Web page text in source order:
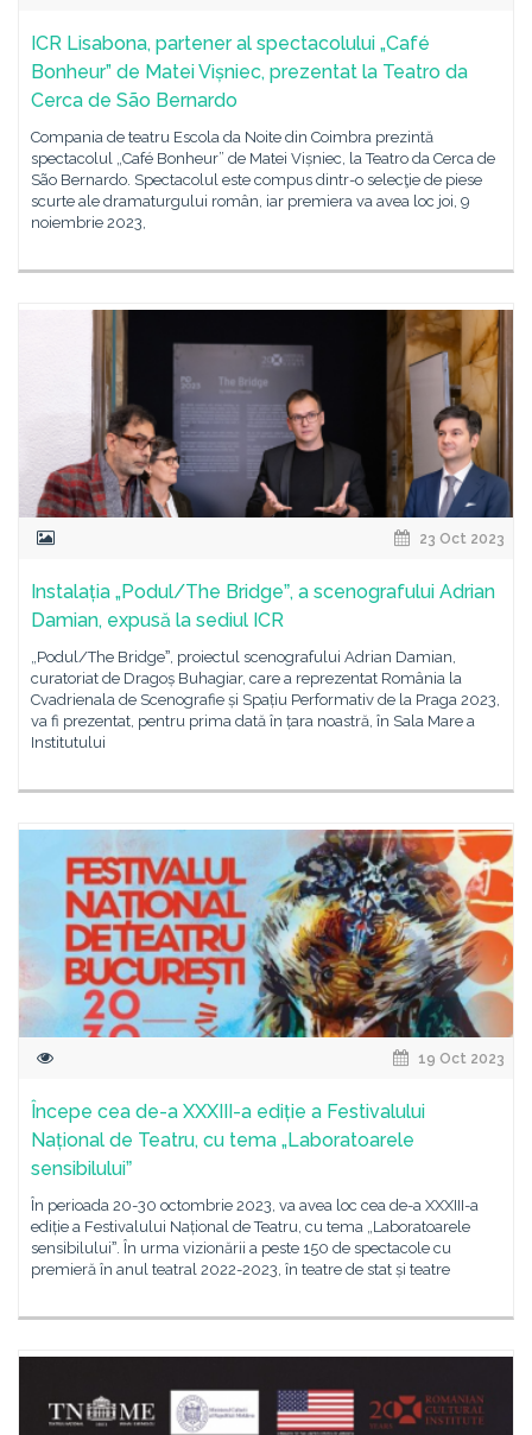
ICR Lisabona, partener al spectacolului „Café
Bonheur” de Matei Vișniec, prezentat la Teatro da
Cerca de São Bernardo
Compania de teatru Escola da Noite din Coimbra prezintă
spectacolul „Café Bonheur” de Matei Vișniec, la Teatro da Cerca de
São Bernardo. Spectacolul este compus dintr-o selecţie de piese
scurte ale dramaturgului român, iar premiera va avea loc joi, 9
noiembrie 2023,
23 Oct 2023
Instalația „Podul/The Bridgeˮ, a scenografului Adrian
Damian, expusă la sediul ICR
„Podul/The Bridgeˮ, proiectul scenografului Adrian Damian,
curatoriat de Dragoș Buhagiar, care a reprezentat România la
Cvadrienala de Scenografie și Spațiu Performativ de la Praga 2023,
va fi prezentat, pentru prima dată în țara noastră, în Sala Mare a
Institutului
19 Oct 2023
Începe cea de-a XXXIII-a ediție a Festivalului
Național de Teatru, cu tema „Laboratoarele
sensibiluluiˮ
În perioada 20-30 octombrie 2023, va avea loc cea de-a XXXIII-a
ediție a Festivalului Național de Teatru, cu tema „Laboratoarele
sensibiluluiˮ. În urma vizionării a peste 150 de spectacole cu
premieră în anul teatral 2022-2023, în teatre de stat și teatre